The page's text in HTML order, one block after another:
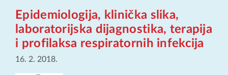
Epidemiologija, klinička slika,
laboratorijska dijagnostika, terapija
i profilaksa respiratornih infekcija
16. 2. 2018.